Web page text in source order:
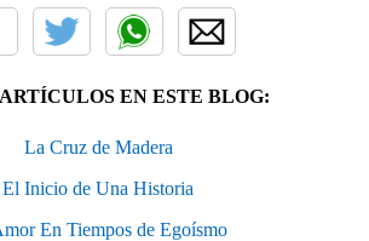
EN ESTE BLOG:
La Cruz de Madera
El Inicio de Una Historia
En Tiempos de Egoísmo